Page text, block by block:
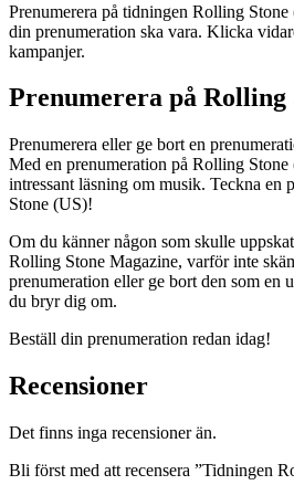
Prenumerera på tidningen Rolling
din prenumeration ska vara. Klicka
kampanjer.
Prenumerera på Rolling
Prenumerera eller ge bort en
Med en prenumeration på Rolling
intressant läsning om musik. Teckna en
Stone (US)!
Om du känner någon som skulle
Rolling Stone Magazine, varför inte
prenumeration eller ge bort den som en
du bryr dig om.
Beställ din prenumeration redan idag!
Recensioner
Det finns inga recensioner än.
Bli först med att recensera ”Tidningen